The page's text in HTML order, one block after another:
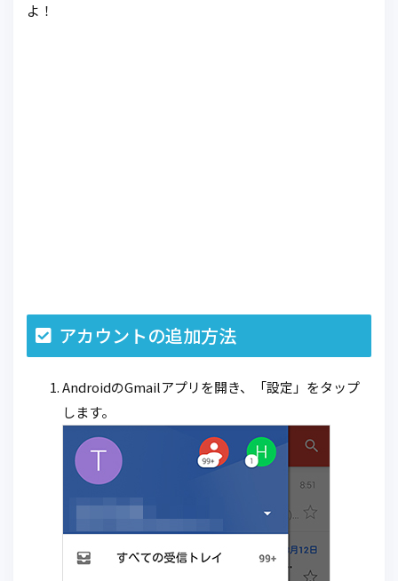
よ！
アカウントの追加方法
AndroidのGmailアプリを開き、「設定」をタップ
します。